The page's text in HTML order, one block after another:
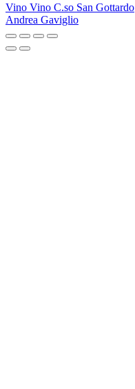
Vino Vino C.so San Gottardo
Andrea Gaviglio